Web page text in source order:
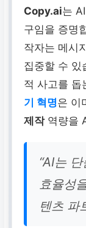
Copy.ai는
구임을 증명
작자는 메시
집중할 수 있
적 사고를
기 혁명은 이
제작역량을
“AI는
효율성
텐츠 파